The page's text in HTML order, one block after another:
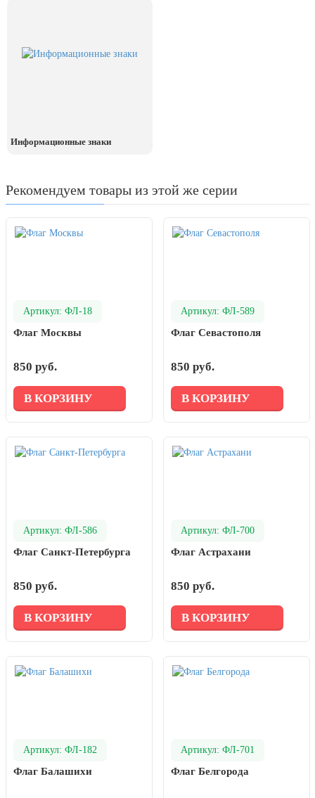
Информационные знаки
Рекомендуем товары из этой же серии
Артикул: ФЛ-18
Флаг Москвы
850 руб.
В КОРЗИНУ
Артикул: ФЛ-589
Флаг Севастополя
850 руб.
В КОРЗИНУ
Артикул: ФЛ-586
Флаг Санкт-Петербурга
850 руб.
В КОРЗИНУ
Артикул: ФЛ-700
Флаг Астрахани
850 руб.
В КОРЗИНУ
Артикул: ФЛ-182
Флаг Балашихи
Артикул: ФЛ-701
Флаг Белгорода